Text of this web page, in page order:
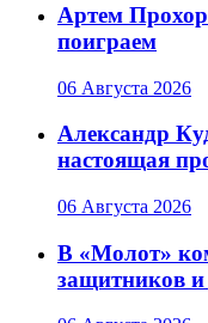
Артем
поиграем
06 Августа 2026
Александр
настоящая
06 Августа 2026
В «Молот»
защитников